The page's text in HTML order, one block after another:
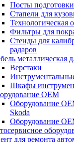
Посты
Стапели для
Технологическая
Фильтры для
Стенды для
радаров
металлическая
Верстаки
Шкафы
OEM
Оборудование
Skoda
Оборудование
для ремонта